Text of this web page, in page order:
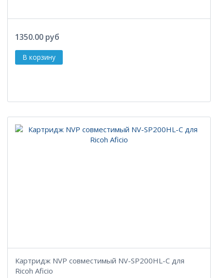
1350.00 руб
Картридж NVP совместимый NV-SP200HL-С для
Ricoh Aficio